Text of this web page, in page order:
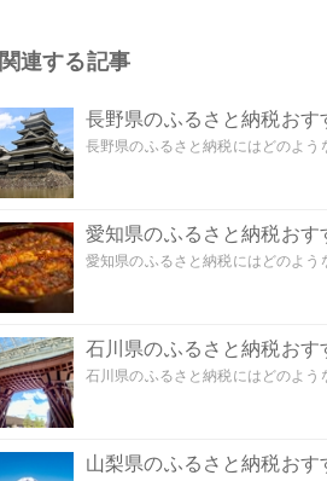
関連する記事
長野県のふるさと納税おす
長野県のふるさと納税にはどのよ
愛知県のふるさと納税おす
愛知県のふるさと納税にはどのよ
石川県のふるさと納税おす
石川県のふるさと納税にはどのよ
山梨県のふるさと納税おす